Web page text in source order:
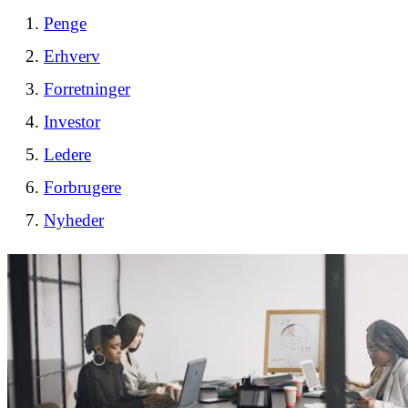
Penge
Erhverv
Forretninger
Investor
Ledere
Forbrugere
Nyheder